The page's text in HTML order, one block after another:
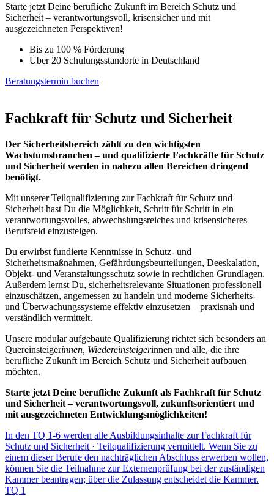
Starte jetzt Deine berufliche Zukunft im Bereich Schutz und
Sicherheit – verantwortungsvoll, krisensicher und mit
ausgezeichneten Perspektiven!
Bis zu 100 % Förderung
Über 20 Schulungsstandorte in Deutschland
Beratungstermin buchen
Fachkraft für Schutz und Sicherheit
Der Sicherheitsbereich zählt zu den wichtigsten
Wachstumsbranchen – und qualifizierte Fachkräfte für Schutz
und Sicherheit werden in nahezu allen Bereichen dringend
benötigt.
Mit unserer Teilqualifizierung zur Fachkraft für Schutz und
Sicherheit hast Du die Möglichkeit, Schritt für Schritt in ein
verantwortungsvolles, abwechslungsreiches und krisensicheres
Berufsfeld einzusteigen.
Du erwirbst fundierte Kenntnisse in Schutz- und
Sicherheitsmaßnahmen, Gefährdungsbeurteilungen, Deeskalation,
Objekt- und Veranstaltungsschutz sowie in rechtlichen Grundlagen.
Außerdem lernst Du, sicherheitsrelevante Situationen professionell
einzuschätzen, angemessen zu handeln und moderne Sicherheits-
und Überwachungssysteme effektiv einzusetzen – praxisnah und
verständlich vermittelt.
Unsere modular aufgebaute Qualifizierung richtet sich besonders an
Quereinsteigerinnen, Wiedereinsteigerinnen und alle, die ihre
berufliche Zukunft im Bereich Schutz und Sicherheit aufbauen
möchten.
Starte jetzt Deine berufliche Zukunft als Fachkraft für Schutz
und Sicherheit – verantwortungsvoll, zukunftsorientiert und
mit ausgezeichneten Entwicklungsmöglichkeiten!
In den TQ 1-6 werden alle Ausbildungsinhalte zur Fachkraft für
Schutz und Sicherheit · Teilqualifizierung vermittelt. Wenn Sie zu
einem dieser Berufe den nachträglichen Abschluss erwerben wollen,
können Sie die Teilnahme zur Externenprüfung bei der zuständigen
Kammer beantragen; über die Zulassung entscheidet die Kammer.
TQ 1